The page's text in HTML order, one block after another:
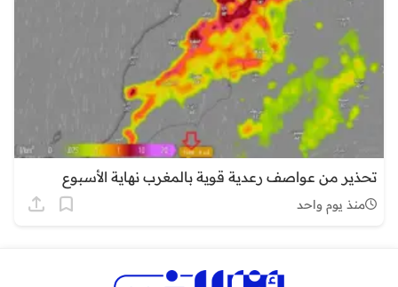
تحذير من عواصف رعدية قوية بالمغرب نهاية الأسبوع
منذ يوم واحد